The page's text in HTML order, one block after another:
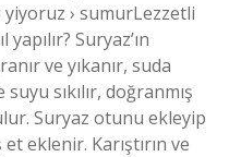
yiyoruz › sumurLezzetli
Suryaz’ın
ve yıkanır, suda
sıkılır, doğranmış
Suryaz otunu ekleyip
et eklenir. Karıştırın ve